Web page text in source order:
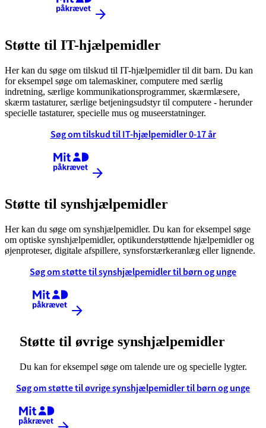
Kræver MitID
Støtte til IT-hjælpemidler
Her kan du søge om tilskud til IT-hjælpemidler til dit barn. Du kan
for eksempel søge om talemaskiner, computere med særlig
indretning, særlige kommunikationsprogrammer, skærmlæsere,
skærm tastaturer, særlige betjeningsudstyr til computere - herunder
specielle tastaturer, specielle mus og museerstatninger.
Søg om tilskud til IT-hjælpemidler 0-17 år
Kræver MitID
Støtte til synshjælpemidler
Her kan du søge om synshjælpemidler. Du kan for eksempel søge
om optiske synshjælpemidler, optikunderstøttende hjælpemidler og
øjenproteser, digitale afspillere, synsforstærkeranlæg eller lignende.
Søg om støtte til synshjælpemidler til børn og unge
Kræver MitID
Støtte til øvrige synshjælpemidler
Du kan for eksempel søge om talende ure og specielle lygter.
Søg om støtte til øvrige synshjælpemidler til børn og unge
Kræver MitID